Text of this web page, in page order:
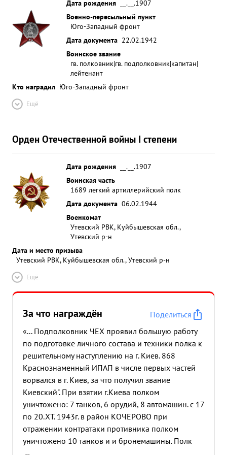
Дата рождения
__.__.1907
Военно-пересыльный пункт
Юго-Западный фронт
Дата документа 22.02.1942
Воинское звание
гв. полковник|гв. подполковник|капитан|
лейтенант
Кто наградил Юго-Западный фронт
Ещё
Орден Отечественной войны I степени
Дата рождения
__.__.1907
Воинская часть
1689 легкий артиллерийский полк
Дата документа 06.02.1944
Военкомат
Утевский РВК, Куйбышевская обл.,
Утевский р-н
Дата и место призыва
Утевский РВК, Куйбышевская обл., Утевский р-н
Ещё
За что награждён
Поделиться
«... Подполковник ЧЕХ проявил большую работу
по подготовке личного состава и техники полка к
решительному наступлению на г. Киев. 868
Краснознаменный ИПАП в числе первых частей
ворвался в г. Киев, за что получил звание
Киевский". При взятии г.Киева полком
уничтожено: 7 танков, 6 орудий, 8 автомашин. с 17
по 20.ХТ. 1943г. в район КОЧЕРОВО при
отражении контратаки противника полком
уничтожено 10 танков и и бронемашины. Полк
постоянно действует в боевых порядках пехоты.